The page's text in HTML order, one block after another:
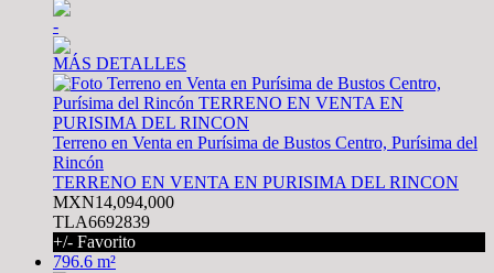
-
MÁS DETALLES
Terreno en Venta en Purísima de Bustos Centro, Purísima del
Rincón
TERRENO EN VENTA EN PURISIMA DEL RINCON
MXN14,094,000
TLA6692839
+/- Favorito
796.6 m²